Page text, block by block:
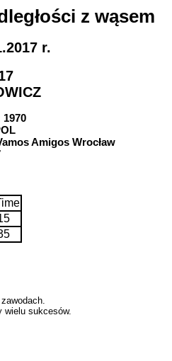
z wąsem
r.
Amigos Wrocław
wielu sukcesów.